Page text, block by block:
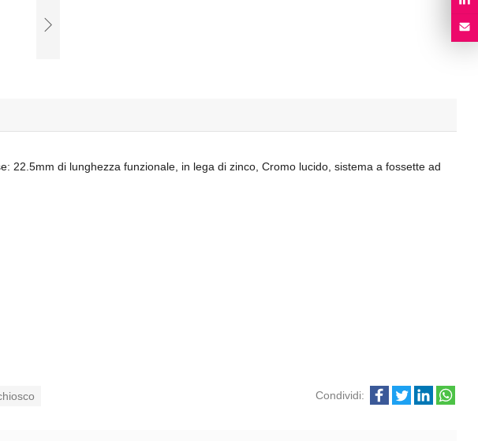
22.5mm di lunghezza funzionale, in lega di zinco, Cromo lucido, sistema a fossette ad
Condividi: